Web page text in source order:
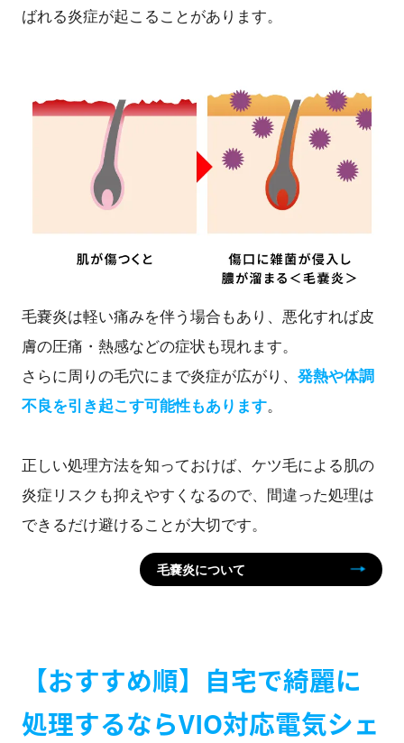
ばれる炎症が起こることがあります。
毛嚢炎は軽い痛みを伴う場合もあり、悪化すれば皮
膚の圧痛・熱感などの症状も現れます。
さらに周りの毛穴にまで炎症が広がり、 発熱や体調
不良を引き起こす可能性もあります。
正しい処理方法を知っておけば、ケツ毛による肌の
炎症リスクも抑えやすくなるので、間違った処理は
できるだけ避けることが大切です。
毛嚢炎について
【おすすめ順】自宅で綺麗に
処理するならVIO対応電気シェ